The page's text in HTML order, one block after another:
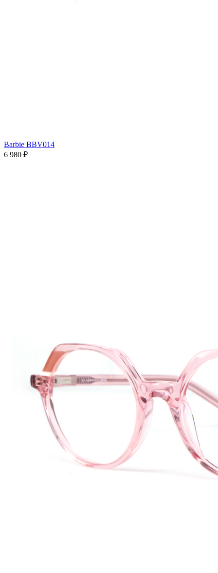
Barbie BBV014
6 980 ₽